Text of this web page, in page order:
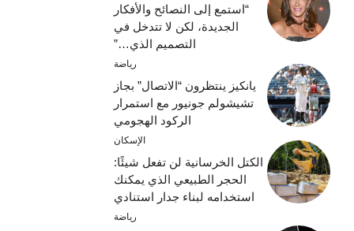
“استمع إلى النصائح والأفكار
الجديدة، لكن لا تتدخل في
التصميم الذي…”
رياضة
يانكيز ينتظرون “الاتصال” بجاز
تشيشولم جونيور مع استمرار
الركود الهجومي
الإسكان
الكتل الخرسانية لن تفعل شيئًا:
الحجر الطبيعي الذي يمكنك
استخدامه لبناء جدار استنادي
رياضة